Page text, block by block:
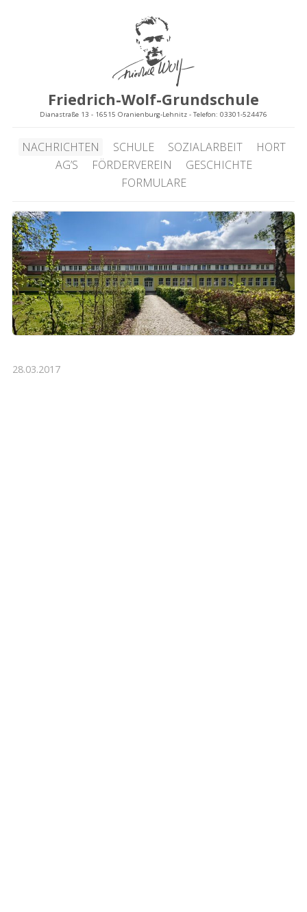
Friedrich-Wolf-Grundschule
Dianastraße 13 - 16515 Oranienburg-Lehnitz - Telefon: 03301-524476
NACHRICHTEN SCHULE SOZIALARBEIT
HORT
AG’S
FÖRDERVEREIN
GESCHICHTE
FORMULARE
28.03.2017